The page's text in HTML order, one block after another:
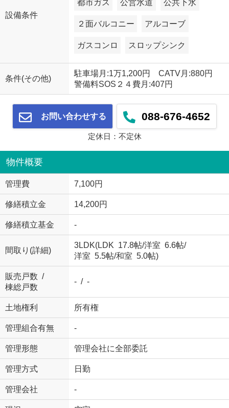
設備条件
都市ガス 公営水道 公共下水
２面バルコニー アルコーブ
ガスコンロ スロップシンク
条件(その他)
駐車場月:1万1,200円 CATV月:880円
警備料SOS２４費月:407円
お問い合わせする 088-676-4652
定休日：不定休
物件概要
管理費 7,100円
修繕積立金 14,200円
修繕積立基金 -
間取り(詳細)
3LDK(LDK 17.8帖/洋室 6.6帖/
洋室 5.5帖/和室 5.0帖)
販売戸数 /
棟総戸数
- / -
土地権利 所有権
管理組合有無 -
管理形態 管理会社に全部委託
管理方式 日勤
管理会社 -